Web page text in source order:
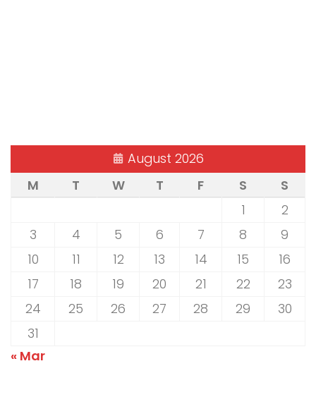
August 2026
M
T W T F S
S
1
2
3
4 5 6 7 8
9
10
11 12 13 14 15
16
17
18 19 20 21 22
23
24
25 26 27 28 29
30
31
« Mar